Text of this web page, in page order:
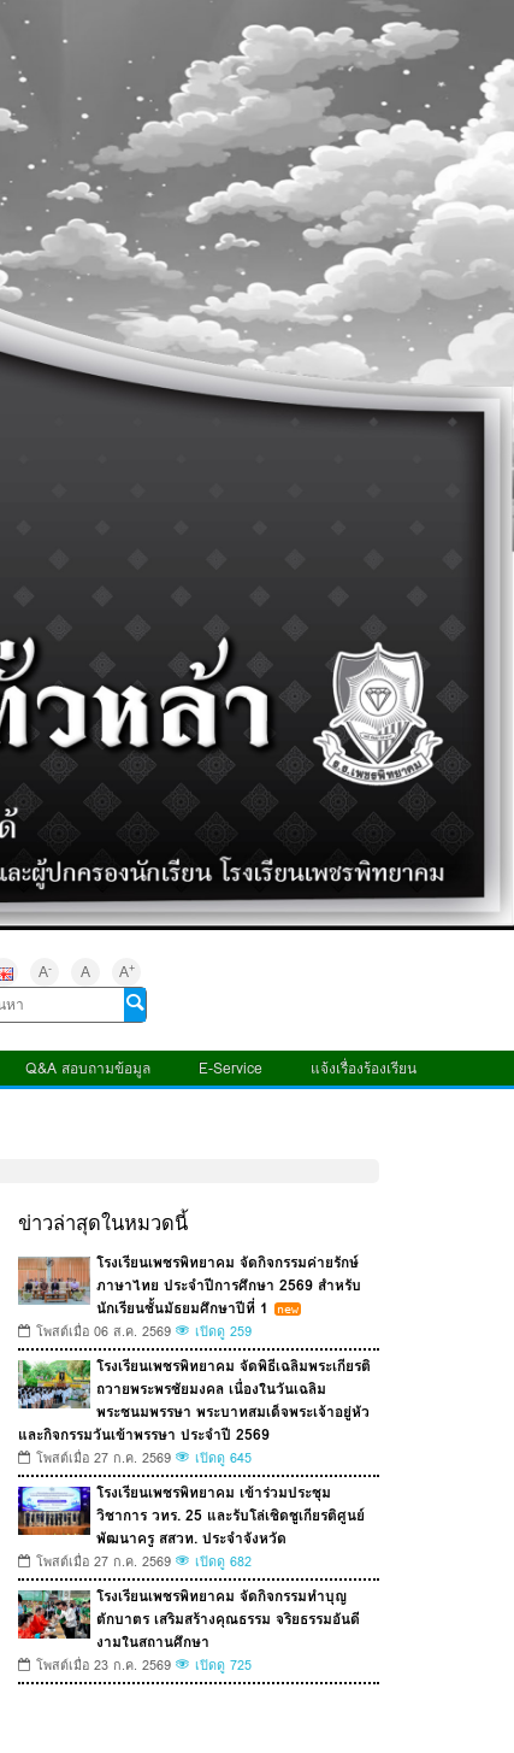
A- A A+
Q&A สอบถามข้อมูล E-Service แจ้งเรื่องร้องเรียน
ข่าวล่าสุดในหมวดนี้
โรงเรียนเพชรพิทยาคม จัดกิจกรรมค่ายรักษ์
ภาษาไทย ประจำปีการศึกษา 2569 สำหรับ
นักเรียนชั้นมัธยมศึกษาปีที่ 1
โพสต์เมื่อ 06 ส.ค. 2569 เปิดดู 259
โรงเรียนเพชรพิทยาคม จัดพิธีเฉลิมพระเกียรติ
ถวายพระพรชัยมงคล เนื่องในวันเฉลิม
พระชนมพรรษา พระบาทสมเด็จพระเจ้าอยู่หัว
และกิจกรรมวันเข้าพรรษา ประจำปี 2569
โพสต์เมื่อ 27 ก.ค. 2569 เปิดดู 645
โรงเรียนเพชรพิทยาคม เข้าร่วมประชุม
วิชาการ วทร. 25 และรับโล่เชิดชูเกียรติศูนย์
พัฒนาครู สสวท. ประจำจังหวัด
โพสต์เมื่อ 27 ก.ค. 2569 เปิดดู 682
โรงเรียนเพชรพิทยาคม จัดกิจกรรมทำบุญ
ตักบาตร เสริมสร้างคุณธรรม จริยธรรมอันดี
งามในสถานศึกษา
โพสต์เมื่อ 23 ก.ค. 2569 เปิดดู 725